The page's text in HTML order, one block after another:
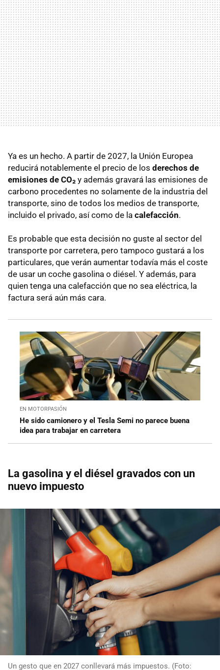
Ya es un hecho. A partir de 2027, la Unión Europea
reducirá notablemente el precio de los derechos de
emisiones de CO₂ y además gravará las emisiones de
carbono procedentes no solamente de la industria del
transporte, sino de todos los medios de transporte,
incluido el privado, así como de la calefacción.
Es probable que esta decisión no guste al sector del
transporte por carretera, pero tampoco gustará a los
particulares, que verán aumentar todavía más el coste
de usar un coche gasolina o diésel. Y además, para
quien tenga una calefacción que no sea eléctrica, la
factura será aún más cara.
EN MOTORPASIÓN
He sido camionero y el Tesla Semi no parece buena
idea para trabajar en carretera
La gasolina y el diésel gravados con un
nuevo impuesto
Un gesto que en 2027 conllevará más impuestos. (Foto: